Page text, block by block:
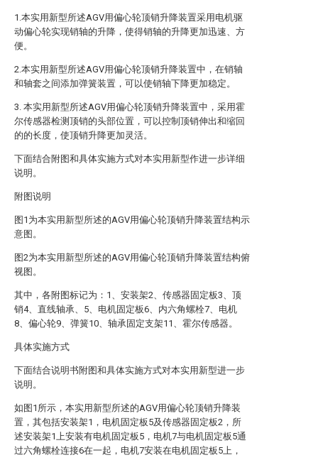
1.本实用新型所述AGV用偏心轮顶销升降装置采用电机驱
动偏心轮实现销轴的升降，使得销轴的升降更加迅速、方
便。
2.本实用新型所述AGV用偏心轮顶销升降装置中，在销轴
和轴套之间添加弹簧装置，可以使销轴下降更加稳定。
3. 本实用新型所述AGV用偏心轮顶销升降装置中，采用霍
尔传感器检测顶销的头部位置，可以控制顶销伸出和缩回
的的长度，使顶销升降更加灵活。
下面结合附图和具体实施方式对本实用新型作进一步详细
说明。
附图说明
图1为本实用新型所述的AGV用偏心轮顶销升降装置结构示
意图。
图2为本实用新型所述的AGV用偏心轮顶销升降装置结构俯
视图。
其中，各附图标记为：1、安装架2、传感器固定板3、顶
销4、直线轴承、5、电机固定板6、内六角螺栓7、电机
8、偏心轮9、弹簧10、轴承固定支架11、霍尔传感器。
具体实施方式
下面结合说明书附图和具体实施方式对本实用新型进一步
说明。
如图1所示，本实用新型所述的AGV用偏心轮顶销升降装
置，其包括安装架1，电机固定板5及传感器固定板2，所
述安装架1上安装有电机固定板5，电机7与电机固定板5通
过六角螺栓连接6在一起，电机7安装在电机固定板5上，